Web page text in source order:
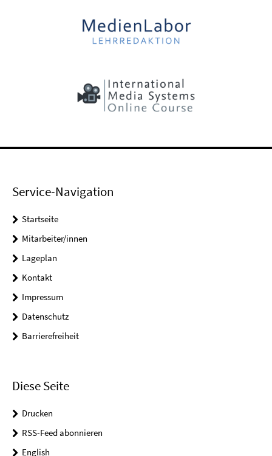
Service-Navigation
Startseite
Mitarbeiter/innen
Lageplan
Kontakt
Impressum
Datenschutz
Barrierefreiheit
Diese Seite
Drucken
RSS-Feed abonnieren
English